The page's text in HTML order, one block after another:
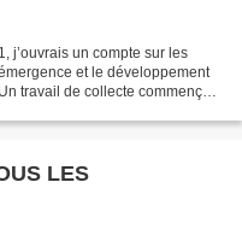
j’ouvrais un compte sur les
et le développement
travail de collecte commençait,
LES